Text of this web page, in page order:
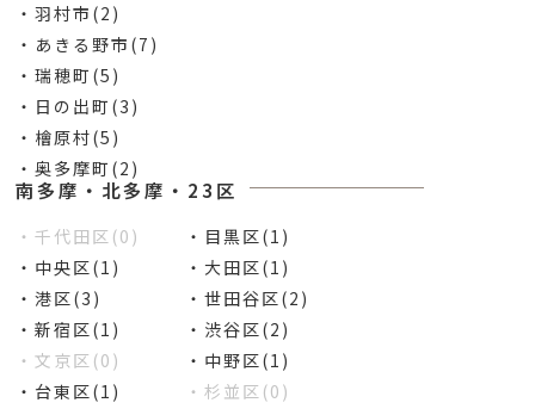
・羽村市(2)
・あきる野市(7)
・瑞穂町(5)
・日の出町(3)
・檜原村(5)
・奥多摩町(2)
南多摩・北多摩・23区
・千代田区(0)
・中央区(1)
・港区(3)
・新宿区(1)
・文京区(0)
・台東区(1)
・目黒区(1)
・大田区(1)
・世田谷区(2)
・渋谷区(2)
・中野区(1)
・杉並区(0)